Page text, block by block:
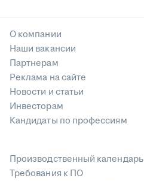
О компании
Наши вакансии
Партнерам
Реклама на сайте
Новости и статьи
Инвесторам
Кандидаты по профессиям
Производственный календарь
Требования к ПО